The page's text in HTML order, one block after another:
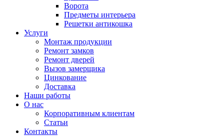
Ворота
Предметы интерьера
Решетки антикошка
Услуги
Монтаж продукции
Ремонт замков
Ремонт дверей
Вызов замерщика
Цинкование
Доставка
Наши работы
О нас
Корпоративным клиентам
Статьи
Контакты